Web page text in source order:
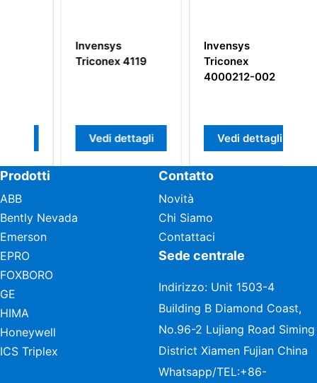
Invensys
Triconex 4119
Vedi dettagli
Invensys
Triconex
4000212-002
Vedi dettagli
Prodotti
ABB
Bently Nevada
Emerson
EPRO
FOXBORO
GE
HIMA
Honeywell
ICS Triplex
Contatto
Novità
Chi Siamo
Contattaci
Sede centrale
Indirizzo: Unit 1503-4
Building B Diamond Coast,
No.96-2 Lujiang Road Siming
District Xiamen Fujian China
Whatsapp/TEL:+86-